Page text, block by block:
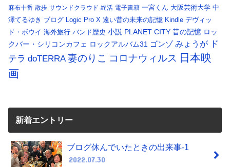
麻布十番 散歩 サウンドクラウド 終活 電子書籍 一宮くん 大阪芸術大学 中
澤てるゆき ブログ Logic Pro X 遠い昔の未来の記憶 Kindle デヴィッ
ド・ボウイ 海外旅行 バンド歴史 小説 PLANET CITY 昔の記憶 ロッ
クバー・シリコンカフェ ロックアルバム31 ゴンゾ みょうが
ド
テラ doTERRA 妻のりこ コロナウィルス 日本映
画
新着エントリー
ブログ休んでいたときの出来事-1
2022.07.30